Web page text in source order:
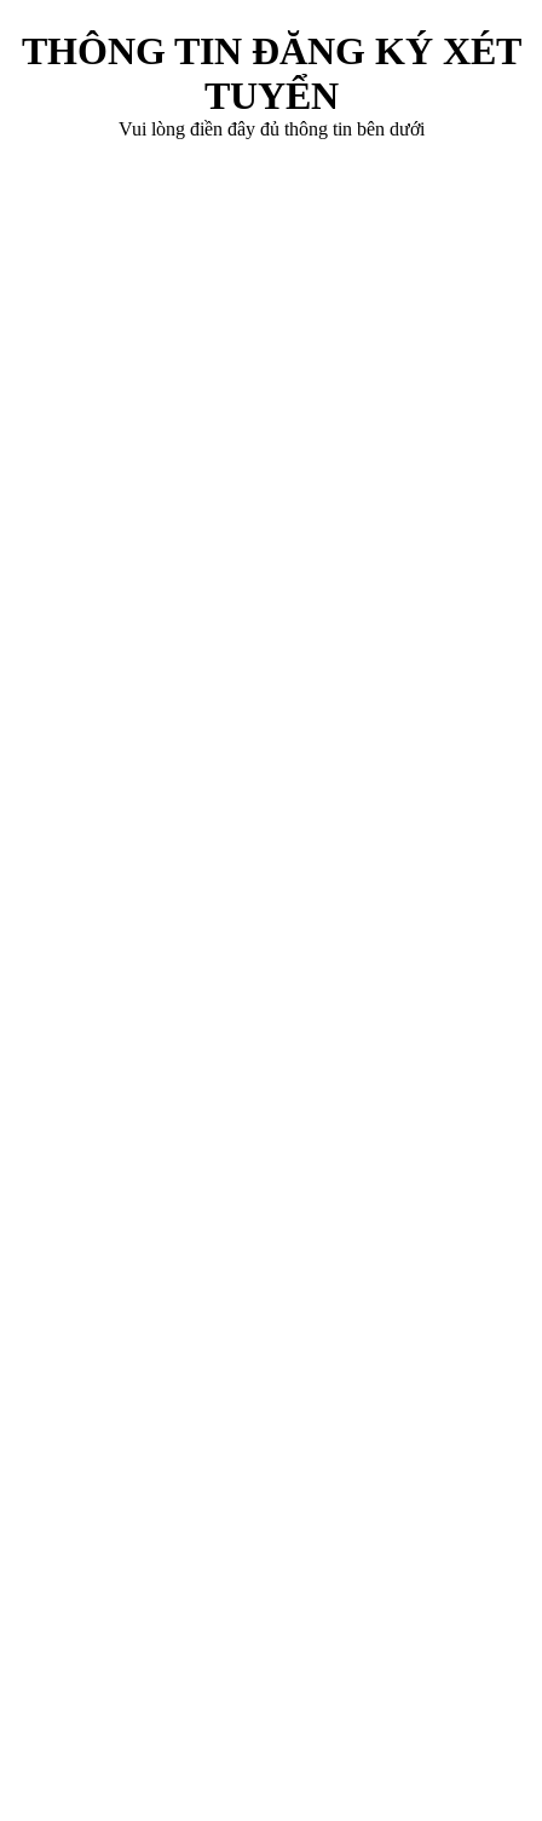
THÔNG TIN ĐĂNG KÝ XÉT
TUYỂN
Vui lòng điền đây đủ thông tin bên dưới